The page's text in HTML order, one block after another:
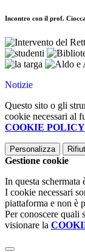
Incontro con il prof. Ciocca
Notizie
Questo sito o gli
cookie necessari al
COOKIE POLICY
Personalizza
Gestione cookie
In questa schermata
I cookie necessari
piattaforma e non è
Per conoscere quali
visionare la